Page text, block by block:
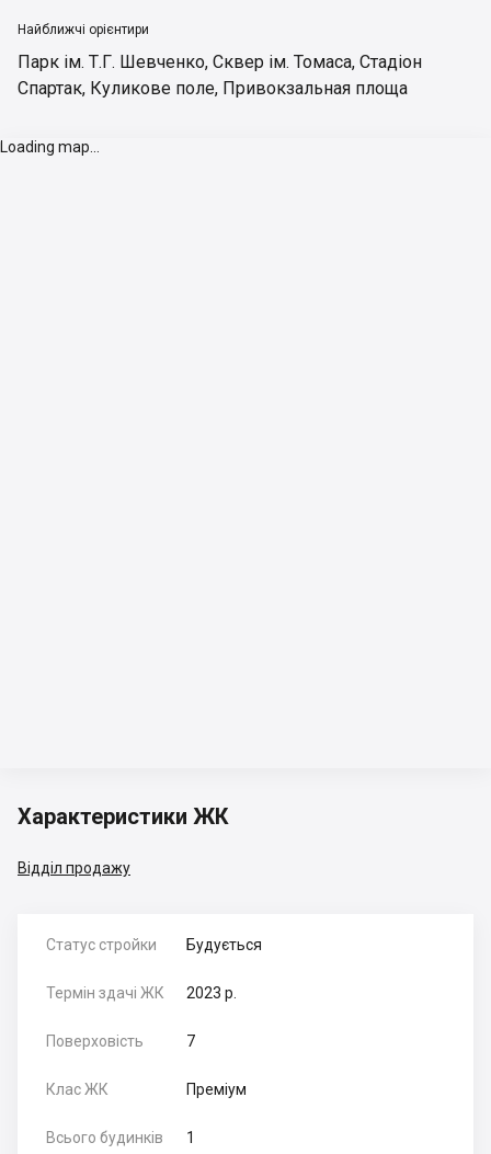
Найближчі орієнтири
Парк ім. Т.Г. Шевченко, Сквер ім. Томаса, Стадіон
Спартак, Куликове поле, Привокзальная площа
Loading map...
Характеристики ЖК
Відділ продажу
Статус стройки Будується
Термін здачі ЖК 2023 р.
Поверховість 7
Клас ЖК Преміум
Всього будинків 1